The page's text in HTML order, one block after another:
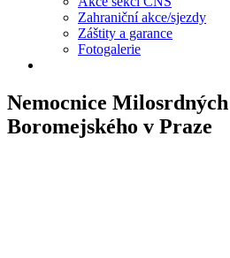
Zahraniční akce/sjezdy
Záštity a garance
Fotogalerie
Nemocnice Milosrdných
Boromejského v Praze